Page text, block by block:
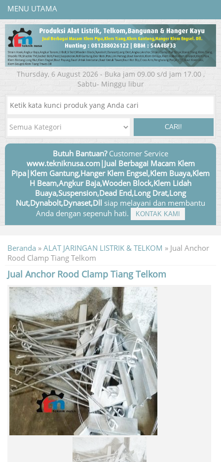
MENU UTAMA
Thursday, 6 August 2026 - Buka jam 09.00 s/d jam 17.00 ,
Sabtu- Minggu libur
CARI!
Butuh Bantuan?Customer Service
www.tekniknusa.com|Jual Berbagai Macam Klem
Pipa|Klem Gantung,Hanger Klem Engsel,Klem Buaya,Klem
H Beam,Angkur Baja,Wooden Block,Klem Lidah
Buaya,Suspension,Dead End,Long Drat,Long
Nut,Dynabolt,Dynaset,Dll siap melayani dan membantu
Anda dengan sepenuh hati.
KONTAK KAMI
Beranda » ALAT JARINGAN LISTRIK & TELKOM » Jual Anchor
Rood Clamp Tiang Telkom
Jual Anchor Rood Clamp Tiang Telkom